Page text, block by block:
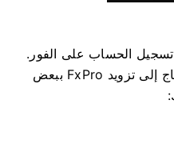
الحساب على الفور.
في صفحة التسجيل الأولية، تحتاج إلى تزويد FxPro ببعض